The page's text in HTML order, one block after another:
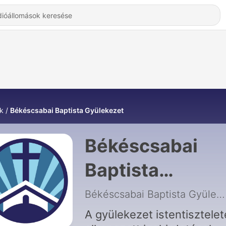
Békéscsabai Baptista Gyülekezet
Békéscsabai
Baptista
Gyülekezet -
Hallgatás
Békéscsabai Baptista Gyülekezet
A gyülekezet